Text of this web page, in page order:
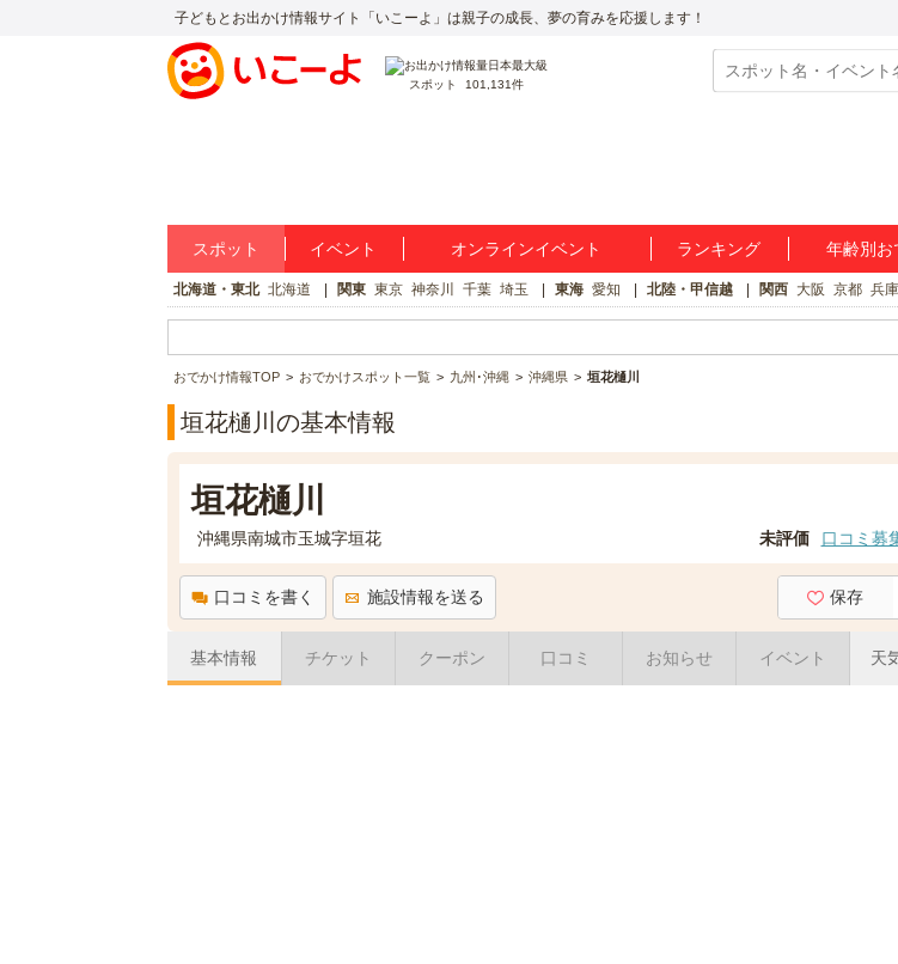
子どもとお出かけ情報サイト「いこーよ」は親子の成長、夢の育みを応援します！
スポット 101,131件
スポット イベント オンラインイベント ランキング 年齢別お
北海道・東北 北海道 関東 東京 神奈川 千葉 埼玉 東海 愛知 北陸・甲信越 関西 大阪 京都 兵庫
おでかけ情報TOP おでかけスポット一覧 九州･沖縄 沖縄県 垣花樋川
垣花樋川の基本情報
垣花樋川
沖縄県南城市玉城字垣花 未評価 口コミ募
口コミを書く 施設情報を送る 保存
基本情報 チケット クーポン 口コミ お知らせ イベント 天